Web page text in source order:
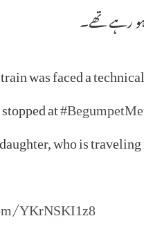
رہے تھے۔
was faced a
at
who is
YKrNSKI1z8